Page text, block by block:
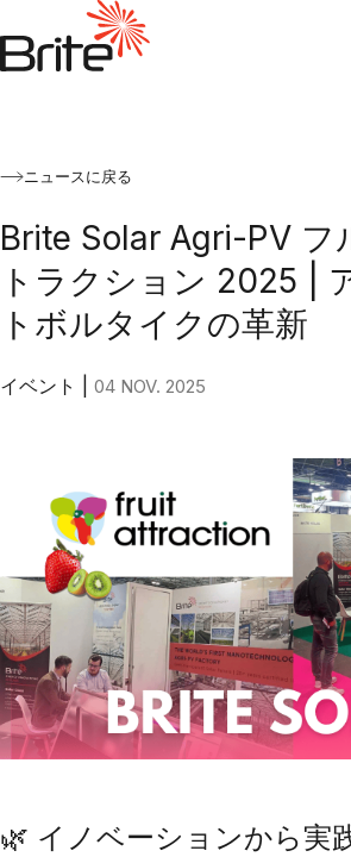
ニュースに戻る
Brite Solar Agri-PV フ
トラクション 2025 |
トボルタイクの革新
イベント 04 NOV. 2025
🌿 イノベーションから実